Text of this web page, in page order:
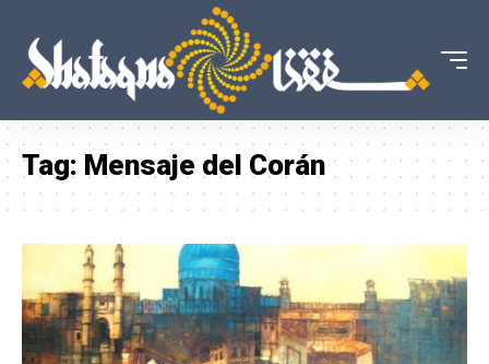
Tag: Mensaje del Corán